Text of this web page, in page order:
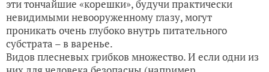
эти тончайшие «корешки», будучи практически
невидимыми невооруженному глазу, могут
проникать очень глубоко внутрь питательного
субстрата – в варенье.
Видов плесневых грибков множество. И если одни из